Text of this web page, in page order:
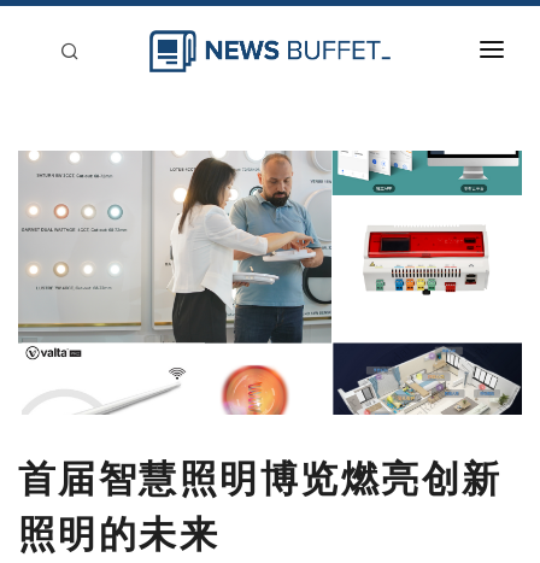
新聞稿分類
登入
刊登
首届智慧照明博览燃亮创新
照明的未来